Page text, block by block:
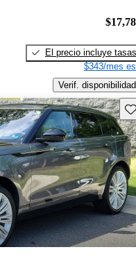
El precio incluye tasas
$343/mes
Verif. disponibilidad